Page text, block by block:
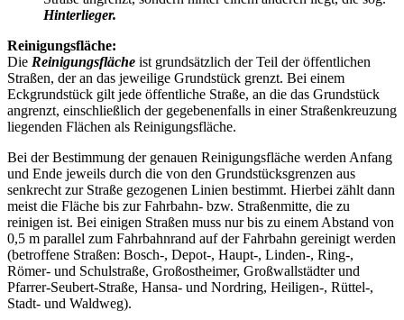
Hinterlieger.
Reinigungsfläche:
Die Reinigungsfläche ist grundsätzlich der Teil der öffentlichen
Straßen, der an das jeweilige Grundstück grenzt. Bei einem
Eckgrundstück gilt jede öffentliche Straße, an die das Grundstück
angrenzt, einschließlich der gegebenenfalls in einer Straßenkreuzung
liegenden Flächen als Reinigungsfläche.
Bei der Bestimmung der genauen Reinigungsfläche werden Anfang
und Ende jeweils durch die von den Grundstücksgrenzen aus
senkrecht zur Straße gezogenen Linien bestimmt. Hierbei zählt dann
meist die Fläche bis zur Fahrbahn- bzw. Straßenmitte, die zu
reinigen ist. Bei einigen Straßen muss nur bis zu einem Abstand von
0,5 m parallel zum Fahrbahnrand auf der Fahrbahn gereinigt werden
(betroffene Straßen: Bosch-, Depot-, Haupt-, Linden-, Ring-,
Römer- und Schulstraße, Großostheimer, Großwallstädter und
Pfarrer-Seubert-Straße, Hansa- und Nordring, Heiligen-, Rüttel-,
Stadt- und Waldweg).